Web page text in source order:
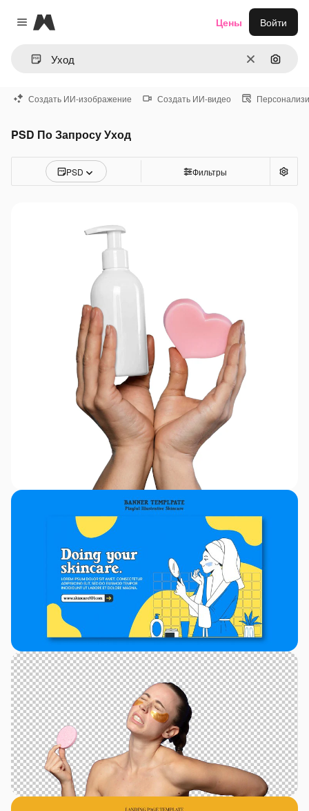
Close menu
Magnific
ОчиститьПоиск
Цены Войти
Создать ИИ-изображение Создать ИИ-видео
PSD По Запросу Уход
PSD Фильтры